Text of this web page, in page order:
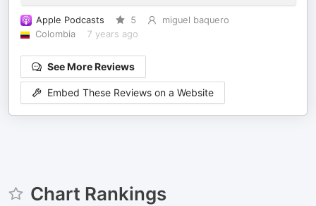
Apple Podcasts 5
miguel baquero
Colombia
7 years ago
See More Reviews
Embed These Reviews on a Website
Chart Rankings